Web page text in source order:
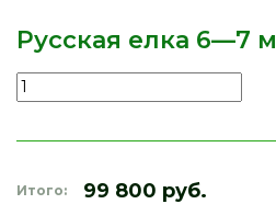
Русская елка 6—7 м
Итого: 99 800 руб.